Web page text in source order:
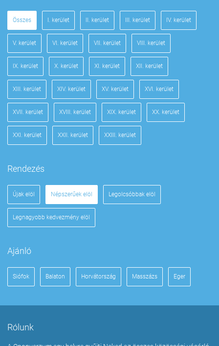
Összes I. kerület II. kerület III. kerület IV. kerület
V. kerület VI. kerület VII. kerület VIII. kerület
IX. kerület X. kerület XI. kerület XII. kerület
XIII. kerület XIV. kerület XV. kerület XVI. kerület
XVII. kerület XVIII. kerület XIX. kerület XX. kerület
XXI. kerület XXII. kerület XXIII. kerület
Rendezés
Újak elöl Népszerűek elöl Legolcsóbbak elöl
Legnagyobb kedvezmény elöl
Ajánló
Siófok Balaton Horvátország Masszázs Eger
Rólunk